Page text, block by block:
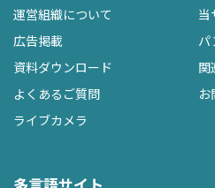
運営組織について
当
広告掲載
パ
資料ダウンロード
関
よくあるご質問
お
ライブカメラ